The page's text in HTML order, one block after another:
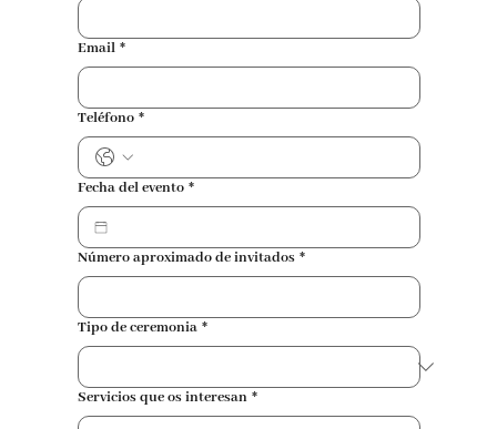
Email *
Teléfono *
Fecha del evento *
Número aproximado de invitados *
Tipo de ceremonia *
Servicios que os interesan *